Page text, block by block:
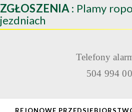
ZGŁOSZENIA : Plamy
jezdniach
Telefony
504 994